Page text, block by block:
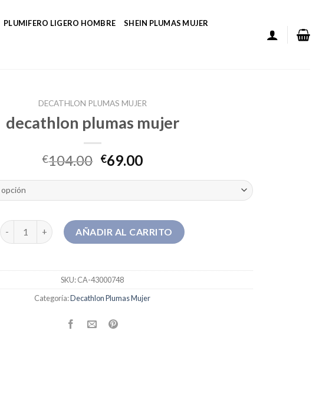
PLUMIFERO LIGERO HOMBRE SHEIN PLUMAS MUJER
DECATHLON PLUMAS MUJER
decathlon plumas mujer
€104.00 €69.00
decathlon plumas mujer cantidad
AÑADIR AL CARRITO
SKU:CA-43000748
Categoría:Decathlon Plumas Mujer